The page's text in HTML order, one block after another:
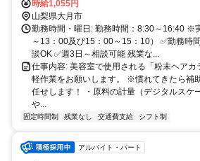
車場完備）
時給1,055円
山梨県大月市
勤務時間・曜日: 勤務時間：8:30～16:40 ※
～13：00及び15：00～15：10） ✅勤務時
談OK ✅週3日～相談可能 残業な...
仕事内容: 美容室で使用される「粉末ヘアカ
軽作業をお願いします。 ※慣れてきたら補
任せします！ ・原料の計量（デジタルスケ
や...
固定時間制 残業なし 交通費支給 シフト制
アルバイト・パート